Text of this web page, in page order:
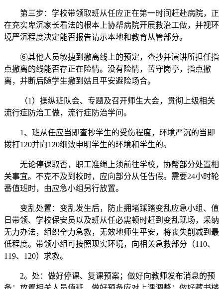
第三步：学校带领取班从任应正在第一时间赶赴病院，正
在充实卑沉家长看法的根本上协帮病院开展救治工做，并视环
境严沉程度决定能否报告请示本地和教育从管部分。
⑥其他人员敏捷到撤离线上的预定，查抄并演讲所担任指
点撤离的线能否存正在险情。没有险情，苦守岗亭，指点撤
离，并断后随学生撤到姑且平安避险场合。
（1）操纵班队会、专题及召开师生大会，贯彻上级相关
流行症防治工做，流行症防治学问。
1、班从任应当即查抄学生的受伤程度，环境严沉的当即
拨打120并向120细致申明学生的环境和学生的。
无论停课取否，职工准绳上须前往学校，协帮部分处置相
关事宜。不克不及到校时，应向部分从任告假。需要24小时轮
番值班时，由应急小组另行放置。
变乱处置：变乱发生后，防止拥堵踩踏变乱应急小组、值
日带领、学校保安员以及班从任必需顿时赶到变乱现场，采纳
无力办法，组织全力急救，无效地师生平安，将丧失削减到最
低程度。带领小组可按照现实环境，向相关急救部分（110、
119、120）求救。
2。处：做好停课、复课预案；做好向教师发布消息的预